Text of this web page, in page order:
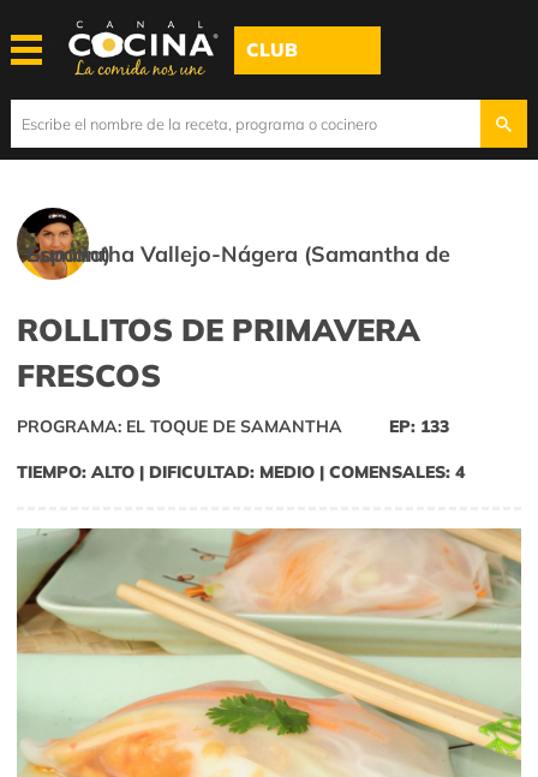
CLUB
Samantha Vallejo-Nágera (Samantha de España)
ROLLITOS DE PRIMAVERA
FRESCOS
PROGRAMA: EL TOQUE DE SAMANTHA EP: 133
TIEMPO: ALTO | DIFICULTAD: MEDIO | COMENSALES: 4